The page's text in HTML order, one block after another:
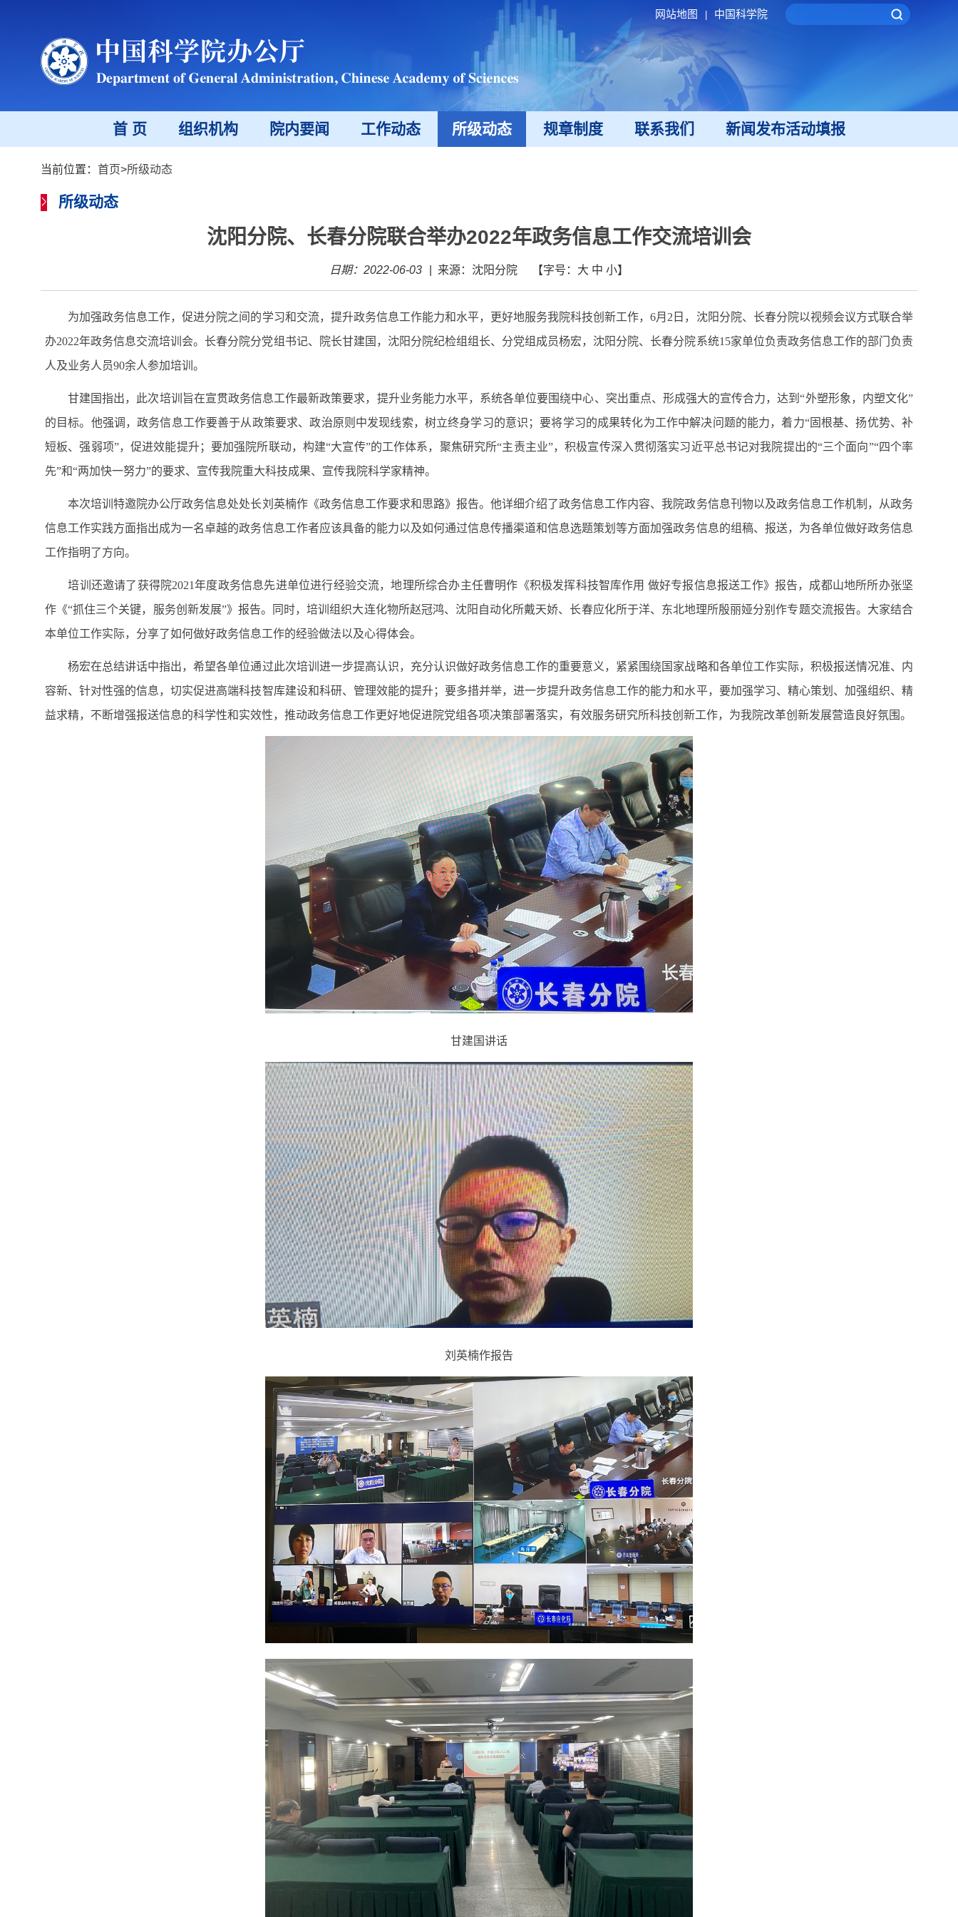
网站地图 中国科学院
首 页 组织机构 院内要闻 工作动态 所级动态 规章制度 联系我们 新闻发布活动填报
当前位置： 首页>所级动态
所级动态
沈阳分院、长春分院联合举办2022年政务信息工作交流培训会
日期：2022-06-03 来源：沈阳分院 【字号： 大 中 小】
为加强政务信息工作，促进分院之间的学习和交流，提升政务信息工作能力和水平，更好地服务我院科技创新工作，6月2日，沈阳分院、长春分院以视频会议方式联合举
办2022年政务信息交流培训会。长春分院分党组书记、院长甘建国，沈阳分院纪检组组长、分党组成员杨宏，沈阳分院、长春分院系统15家单位负责政务信息工作的部门负责
人及业务人员90余人参加培训。
甘建国指出，此次培训旨在宣贯政务信息工作最新政策要求，提升业务能力水平，系统各单位要围绕中心、突出重点、形成强大的宣传合力，达到“外塑形象，内塑文化”
的目标。他强调，政务信息工作要善于从政策要求、政治原则中发现线索，树立终身学习的意识；要将学习的成果转化为工作中解决问题的能力，着力“固根基、扬优势、补
短板、强弱项”，促进效能提升；要加强院所联动，构建“大宣传”的工作体系，聚焦研究所“主责主业”，积极宣传深入贯彻落实习近平总书记对我院提出的“三个面向”“四个率
先”和“两加快一努力”的要求、宣传我院重大科技成果、宣传我院科学家精神。
本次培训特邀院办公厅政务信息处处长刘英楠作《政务信息工作要求和思路》报告。他详细介绍了政务信息工作内容、我院政务信息刊物以及政务信息工作机制，从政务
信息工作实践方面指出成为一名卓越的政务信息工作者应该具备的能力以及如何通过信息传播渠道和信息选题策划等方面加强政务信息的组稿、报送，为各单位做好政务信息
工作指明了方向。
培训还邀请了获得院2021年度政务信息先进单位进行经验交流，地理所综合办主任曹明作《积极发挥科技智库作用 做好专报信息报送工作》报告，成都山地所所办张坚
作《“抓住三个关键，服务创新发展”》报告。同时，培训组织大连化物所赵冠鸿、沈阳自动化所戴天娇、长春应化所于洋、东北地理所殷丽娅分别作专题交流报告。大家结合
本单位工作实际，分享了如何做好政务信息工作的经验做法以及心得体会。
杨宏在总结讲话中指出，希望各单位通过此次培训进一步提高认识，充分认识做好政务信息工作的重要意义，紧紧围绕国家战略和各单位工作实际，积极报送情况准、内
容新、针对性强的信息，切实促进高端科技智库建设和科研、管理效能的提升；要多措并举，进一步提升政务信息工作的能力和水平，要加强学习、精心策划、加强组织、精
益求精，不断增强报送信息的科学性和实效性，推动政务信息工作更好地促进院党组各项决策部署落实，有效服务研究所科技创新工作，为我院改革创新发展营造良好氛围。
甘建国讲话
刘英楠作报告